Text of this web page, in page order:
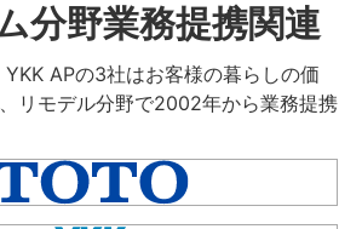
分野業務提携関連
APの3社はお客様の暮らしの価
リモデル分野で2002年から業務提携